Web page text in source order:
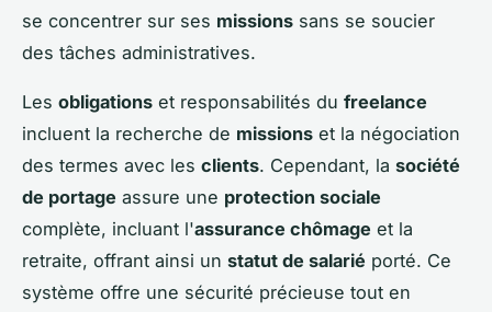
se concentrer sur ses missions sans se soucier
des tâches administratives.
Les obligations et responsabilités du freelance
incluent la recherche de missions et la négociation
des termes avec les clients. Cependant, la société
de portage assure une protection sociale
complète, incluant l'assurance chômage et la
retraite, offrant ainsi un statut de salarié porté. Ce
système offre une sécurité précieuse tout en